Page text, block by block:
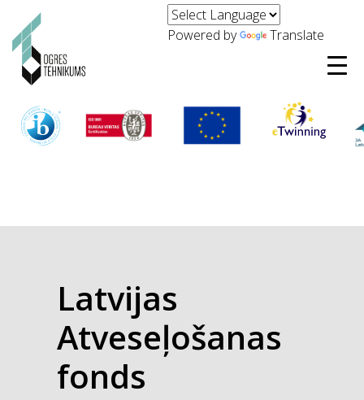
Powered by Translate
Latvijas
Atveseļošanas
fonds